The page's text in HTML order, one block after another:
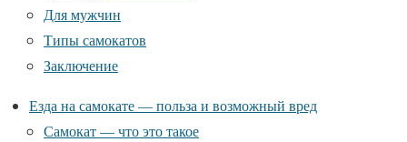
Для мужчин
Типы самокатов
Заключение
Езда на самокате — польза и возможный вред
Самокат — что это такое